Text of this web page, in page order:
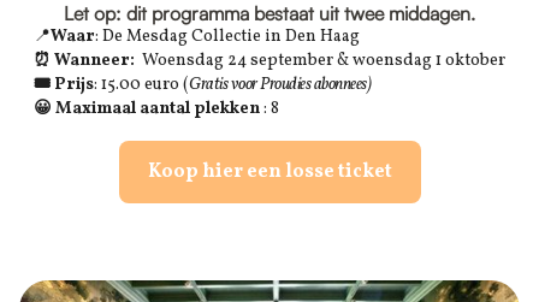
Let op: dit programma bestaat uit twee middagen.
📍Waar: De Mesdag Collectie in Den Haag
⏰ Wanneer: Woensdag 24 september & woensdag 1 oktober
🎟 Prijs: 15.00 euro (Gratis voor Proudies abonnees)
😀 Maximaal aantal plekken: 8
Koop hier een losse ticket